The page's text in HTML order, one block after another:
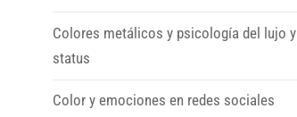
Colores metálicos y psicología del lujo y
status
Color y emociones en redes sociales